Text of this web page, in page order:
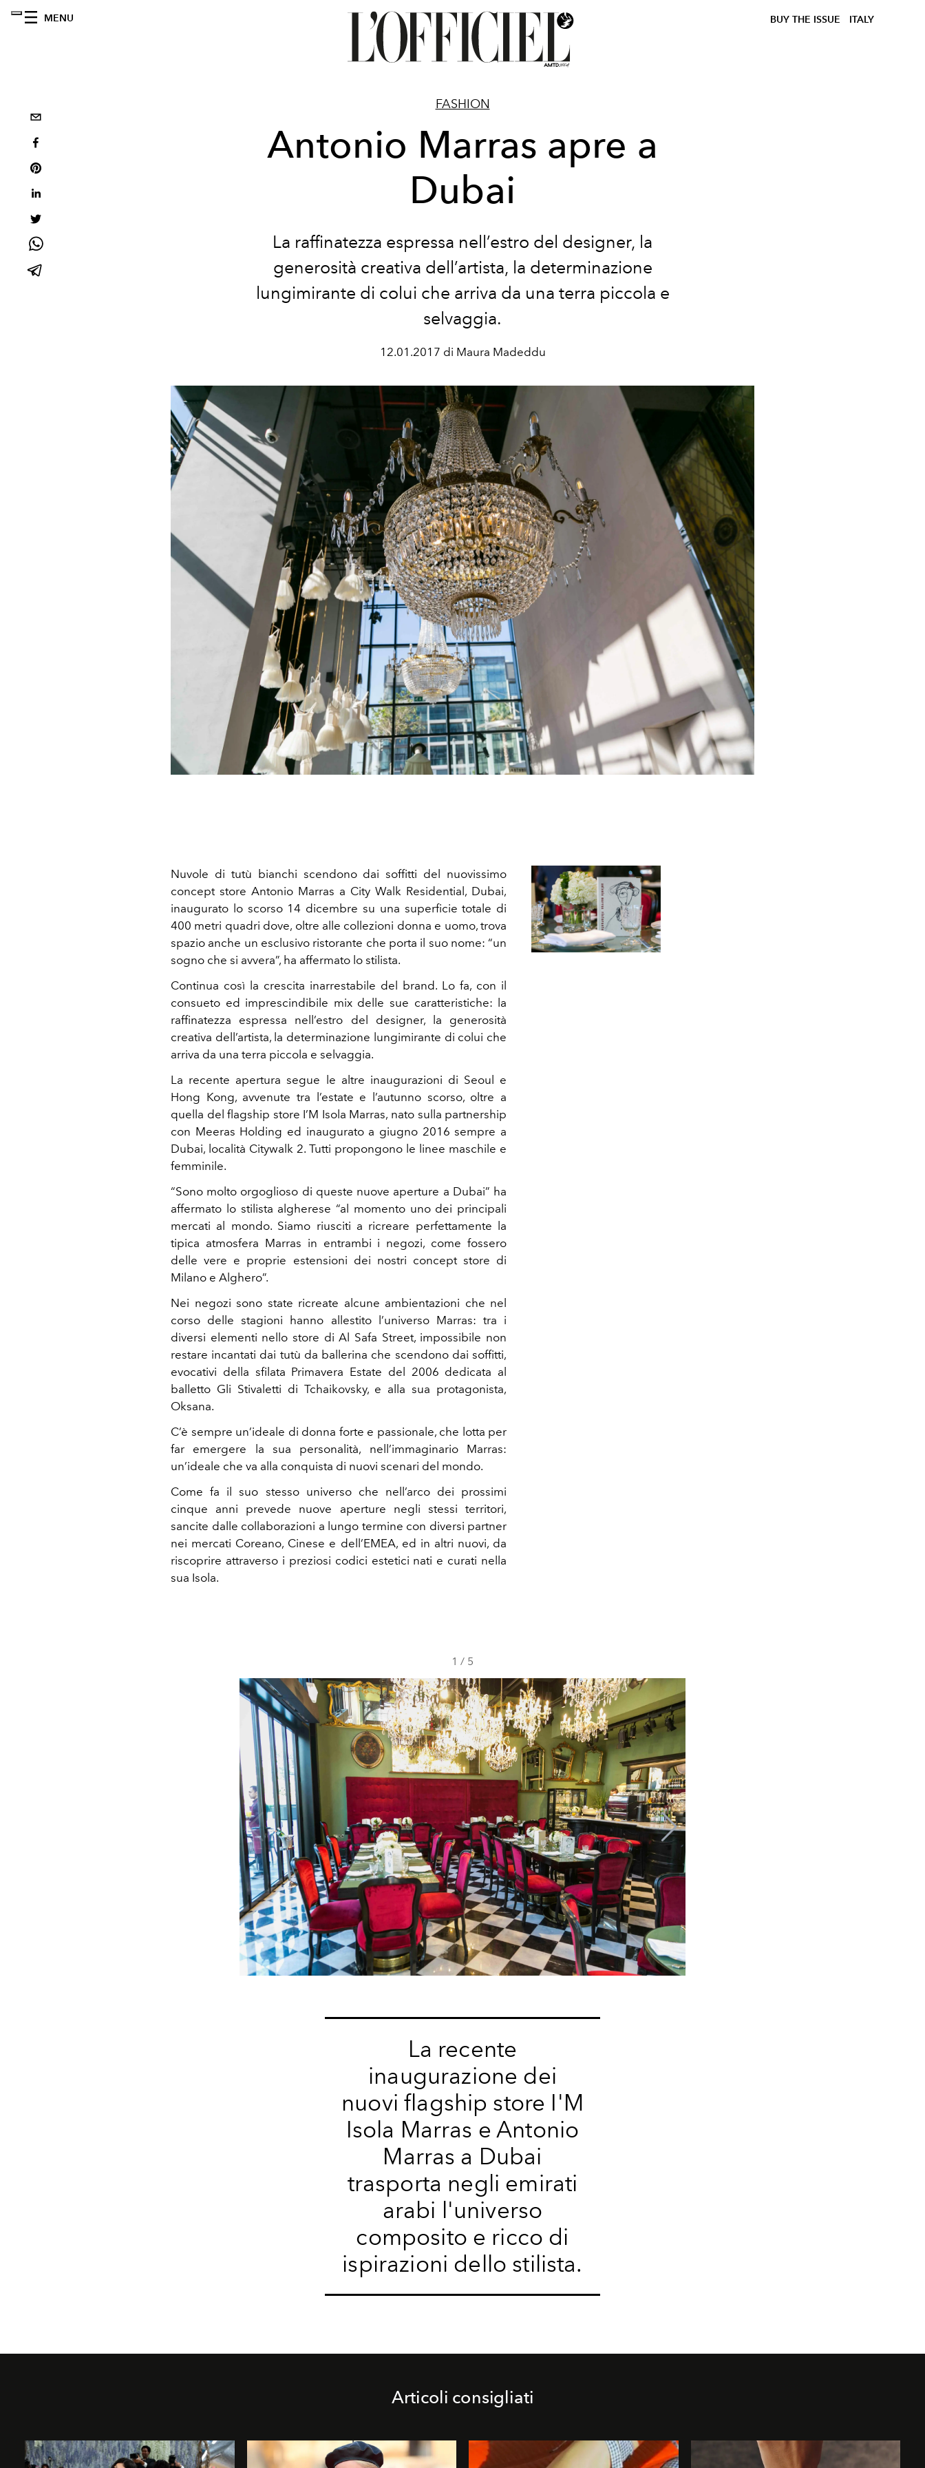
MENU BUY THE ISSUE ITALY
FASHION
Antonio Marras apre a
Dubai
La raffinatezza espressa nell’estro del designer, la
generosità creativa dell’artista, la determinazione
lungimirante di colui che arriva da una terra piccola e
selvaggia.
12.01.2017 di Maura Madeddu
Nuvole di tutù bianchi scendono dai soffitti del nuovissimo
concept store Antonio Marras a City Walk Residential, Dubai,
inaugurato lo scorso 14 dicembre su una superficie totale di
400 metri quadri dove, oltre alle collezioni donna e uomo, trova
spazio anche un esclusivo ristorante che porta il suo nome: “un
sogno che si avvera”, ha affermato lo stilista.
Continua così la crescita inarrestabile del brand. Lo fa, con il
consueto ed imprescindibile mix delle sue caratteristiche: la
raffinatezza espressa nell’estro del designer, la generosità
creativa dell’artista, la determinazione lungimirante di colui che
arriva da una terra piccola e selvaggia.
La recente apertura segue le altre inaugurazioni di Seoul e
Hong Kong, avvenute tra l’estate e l’autunno scorso, oltre a
quella del flagship store I’M Isola Marras, nato sulla partnership
con Meeras Holding ed inaugurato a giugno 2016 sempre a
Dubai, località Citywalk 2. Tutti propongono le linee maschile e
femminile.
“Sono molto orgoglioso di queste nuove aperture a Dubai” ha
affermato lo stilista algherese “al momento uno dei principali
mercati al mondo. Siamo riusciti a ricreare perfettamente la
tipica atmosfera Marras in entrambi i negozi, come fossero
delle vere e proprie estensioni dei nostri concept store di
Milano e Alghero”.
Nei negozi sono state ricreate alcune ambientazioni che nel
corso delle stagioni hanno allestito l’universo Marras: tra i
diversi elementi nello store di Al Safa Street, impossibile non
restare incantati dai tutù da ballerina che scendono dai soffitti,
evocativi della sfilata Primavera Estate del 2006 dedicata al
balletto Gli Stivaletti di Tchaikovsky, e alla sua protagonista,
Oksana.
C’è sempre un’ideale di donna forte e passionale, che lotta per
far emergere la sua personalità, nell’immaginario Marras:
un’ideale che va alla conquista di nuovi scenari del mondo.
Come fa il suo stesso universo che nell’arco dei prossimi
cinque anni prevede nuove aperture negli stessi territori,
sancite dalle collaborazioni a lungo termine con diversi partner
nei mercati Coreano, Cinese e dell’EMEA, ed in altri nuovi, da
riscoprire attraverso i preziosi codici estetici nati e curati nella
sua Isola.
1 / 5
La recente
inaugurazione dei
nuovi flagship store I'M
Isola Marras e Antonio
Marras a Dubai
trasporta negli emirati
arabi l'universo
composito e ricco di
ispirazioni dello stilista.
Articoli consigliati